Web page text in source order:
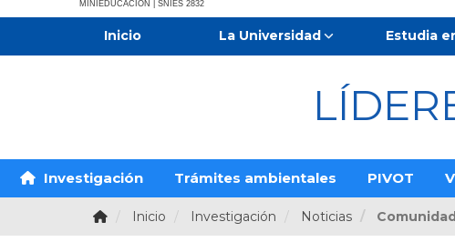
MINIEDUCACIÓN | SNIES 2832
Inicio La Universidad Estudia
Investigación Trámites ambientales PIVOT
Inicio Investigación Noticias